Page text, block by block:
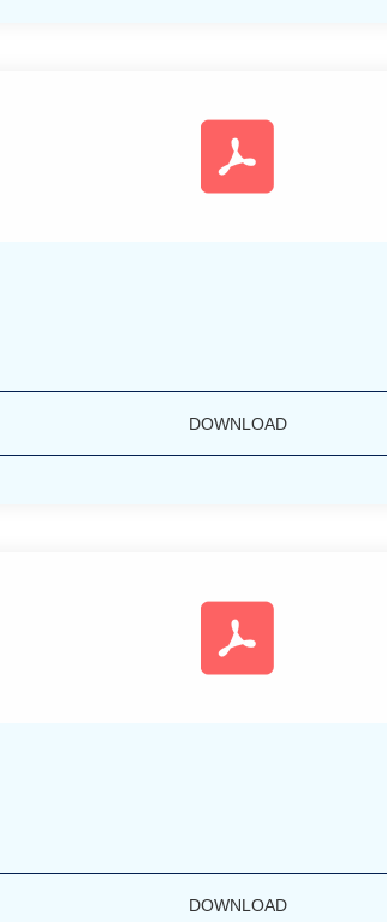
DOWNLOAD
DOWNLOAD